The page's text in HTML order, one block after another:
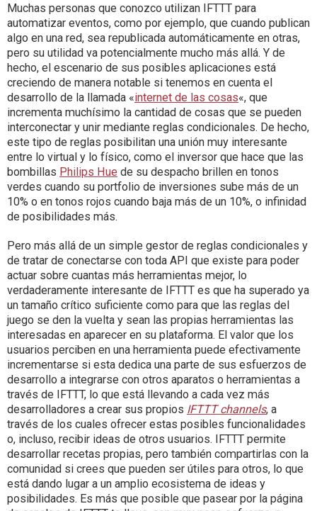
Muchas personas que conozco utilizan IFTTT para
automatizar eventos, como por ejemplo, que cuando publican
algo en una red, sea republicada automáticamente en otras,
pero su utilidad va potencialmente mucho más allá. Y de
hecho, el escenario de sus posibles aplicaciones está
creciendo de manera notable si tenemos en cuenta el
desarrollo de la llamada «internet de las cosas«, que
incrementa muchísimo la cantidad de cosas que se pueden
interconectar y unir mediante reglas condicionales. De hecho,
este tipo de reglas posibilitan una unión muy interesante
entre lo virtual y lo físico, como el inversor que hace que las
bombillas Philips Hue de su despacho brillen en tonos
verdes cuando su portfolio de inversiones sube más de un
10% o en tonos rojos cuando baja más de un 10%, o infinidad
de posibilidades más.
Pero más allá de un simple gestor de reglas condicionales y
de tratar de conectarse con toda API que existe para poder
actuar sobre cuantas más herramientas mejor, lo
verdaderamente interesante de IFTTT es que ha superado ya
un tamaño crítico suficiente como para que las reglas del
juego se den la vuelta y sean las propias herramientas las
interesadas en aparecer en su plataforma. El valor que los
usuarios perciben en una herramienta puede efectivamente
incrementarse si esta dedica una parte de sus esfuerzos de
desarrollo a integrarse con otros aparatos o herramientas a
través de IFTTT, lo que está llevando a cada vez más
desarrolladores a crear sus propios IFTTT channels, a
través de los cuales ofrecer estas posibles funcionalidades
o, incluso, recibir ideas de otros usuarios. IFTTT permite
desarrollar recetas propias, pero también compartirlas con la
comunidad si crees que pueden ser útiles para otros, lo que
está dando lugar a un amplio ecosistema de ideas y
posibilidades. Es más que posible que pasear por la página